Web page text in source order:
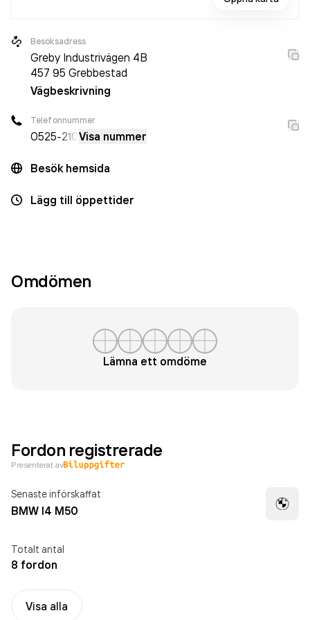
Besöksadress
Greby Industrivägen 4B
457 95 Grebbestad
Vägbeskrivning
Telefonnummer
0525-210Visa nummer
Besök hemsida
Lägg till öppettider
Omdömen
Lämna ett omdöme
Fordon registrerade
Presenterat av
Senaste införskaffat
BMW I4 M50
Totalt antal
8 fordon
Visa alla